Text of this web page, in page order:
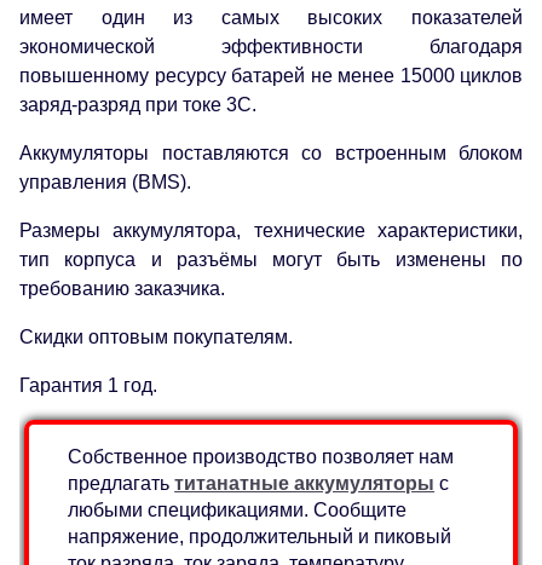
имеет один из самых высоких показателей
экономической эффективности благодаря
повышенному ресурсу батарей не менее 15000 циклов
заряд-разряд при токе 3C.
Аккумуляторы поставляются со встроенным блоком
управления (BMS).
Размеры аккумулятора, технические характеристики,
тип корпуса и разъёмы могут быть изменены по
требованию заказчика.
Скидки оптовым покупателям.
Гарантия 1 год.
Собственное производство позволяет нам
предлагатьтитанатные аккумуляторы с
любыми спецификациями. Сообщите
напряжение, продолжительный и пиковый